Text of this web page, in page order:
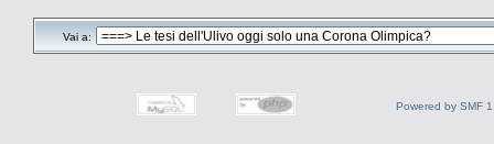
Vai a:
Powered by SMF